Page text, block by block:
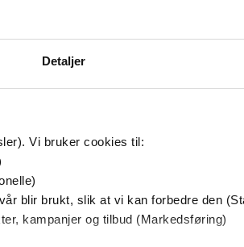
Detaljer
Vi bruker cookies til:
blir brukt, slik at vi kan forbedre den
kampanjer og tilbud (Markedsføring)
199,-
An habitation enforced